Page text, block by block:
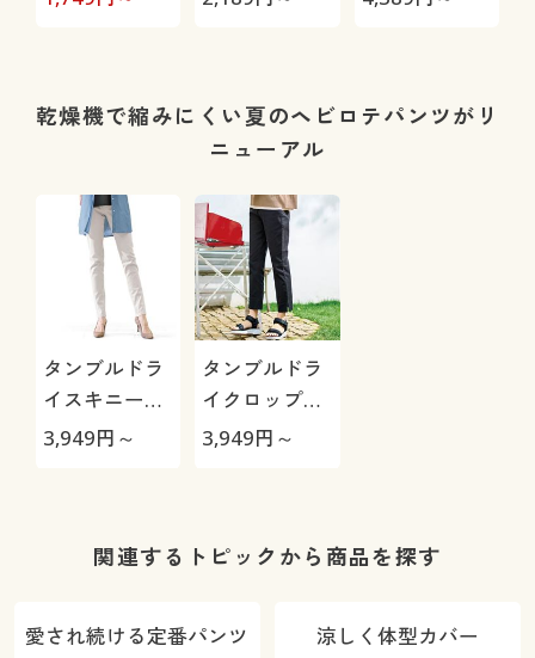
わらか・選べ
乾燥機で縮みにくい夏のヘビロテパンツがリ
ニューアル
タンブルドラ
イスキニーパ
ンツ(ストレッ
カット・静電
3,949円～
タンブルドラ
イクロップド
パンツ(ストレ
人かわいい・
にくい)
3,949円～
関連するトピックから商品を探す
愛され続ける定番パンツ 涼しく体型カバー